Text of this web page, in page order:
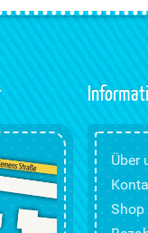
Über
Shop